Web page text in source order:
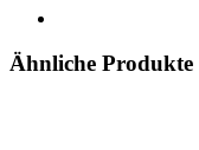
Ähnliche Produkte